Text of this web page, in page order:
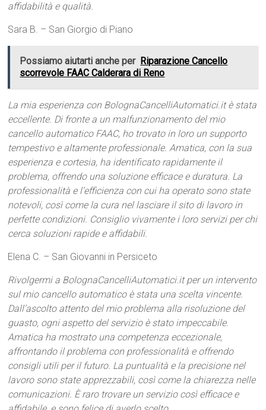
affidabilità e qualità.
Sara B. – San Giorgio di Piano
Possiamo aiutarti anche per Riparazione Cancello
scorrevole FAAC Calderara di Reno
La mia esperienza con BolognaCancelliAutomatici.it è stata
eccellente. Di fronte a un malfunzionamento del mio
cancello automatico FAAC, ho trovato in loro un supporto
tempestivo e altamente professionale. Amatica, con la sua
esperienza e cortesia, ha identificato rapidamente il
problema, offrendo una soluzione efficace e duratura. La
professionalità e l’efficienza con cui ha operato sono state
notevoli, così come la cura nel lasciare il sito di lavoro in
perfette condizioni. Consiglio vivamente i loro servizi per chi
cerca soluzioni rapide e affidabili.
Elena C. – San Giovanni in Persiceto
Rivolgermi a BolognaCancelliAutomatici.it per un intervento
sul mio cancello automatico è stata una scelta vincente.
Dall’ascolto attento del mio problema alla risoluzione del
guasto, ogni aspetto del servizio è stato impeccabile.
Amatica ha mostrato una competenza eccezionale,
affrontando il problema con professionalità e offrendo
consigli utili per il futuro. La puntualità e la precisione nel
lavoro sono state apprezzabili, così come la chiarezza nelle
comunicazioni. È raro trovare un servizio così efficace e